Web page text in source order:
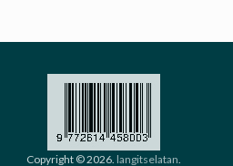
Copyright © 2026. langitselatan